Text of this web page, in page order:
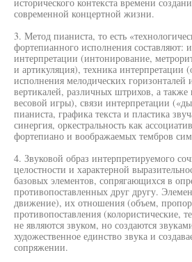
современной концертной жизни.
3. Метод пианиста, то есть
фортепианного исполнения составляют:
интерпретации (интонирование,
и артикуляция), техника интерпретации
исполнения мелодических горизонталей
вертикалей, различных штрихов, а также
весовой игры), связи интерпретации
пианиста, графика текста и пластика
синергия, оркестральность как
фортепиано и воображаемых тембров
4. Звуковой образ интерпретируемого
целостности и характерной
базовых элементов, сопрягающихся в
противопоставленных друг другу.
движение), их отношения (объем,
противопоставления (колористические,
не являются звуком, но создаются
художественное единство звука и
сопряжении.